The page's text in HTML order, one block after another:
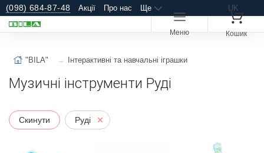
(098) 684-87-48 Акції Про нас Ще UK
Меню Кошик
"BILA" Інтерактивні та навчальні іграшки
Музичні інструменти Руді
Скинути Руді